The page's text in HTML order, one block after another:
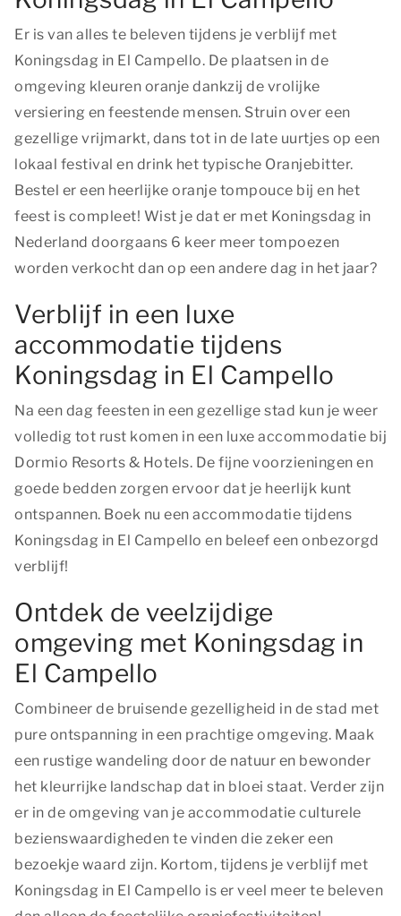
Er is van alles te beleven tijdens je verblijf met
Koningsdag in El Campello. De plaatsen in de
omgeving kleuren oranje dankzij de vrolijke
versiering en feestende mensen. Struin over een
gezellige vrijmarkt, dans tot in de late uurtjes op een
lokaal festival en drink het typische Oranjebitter.
Bestel er een heerlijke oranje tompouce bij en het
feest is compleet! Wist je dat er met Koningsdag in
Nederland doorgaans 6 keer meer tompoezen
worden verkocht dan op een andere dag in het jaar?
Verblijf in een luxe
accommodatie tijdens
Koningsdag in El Campello
Na een dag feesten in een gezellige stad kun je weer
volledig tot rust komen in een luxe accommodatie bij
Dormio Resorts & Hotels. De fijne voorzieningen en
goede bedden zorgen ervoor dat je heerlijk kunt
ontspannen. Boek nu een accommodatie tijdens
Koningsdag in El Campello en beleef een onbezorgd
verblijf!
Ontdek de veelzijdige
omgeving met Koningsdag in
El Campello
Combineer de bruisende gezelligheid in de stad met
pure ontspanning in een prachtige omgeving. Maak
een rustige wandeling door de natuur en bewonder
het kleurrijke landschap dat in bloei staat. Verder zijn
er in de omgeving van je accommodatie culturele
bezienswaardigheden te vinden die zeker een
bezoekje waard zijn. Kortom, tijdens je verblijf met
Koningsdag in El Campello is er veel meer te beleven